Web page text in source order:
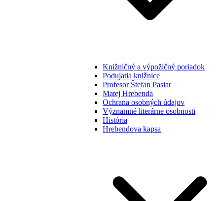
Knižničný a výpožičný poriadok
Podujatia knižnice
Profesor Štefan Pasiar
Matej Hrebenda
Ochrana osobných údajov
Významné literárne osobnosti
História
Hrebendova kapsa